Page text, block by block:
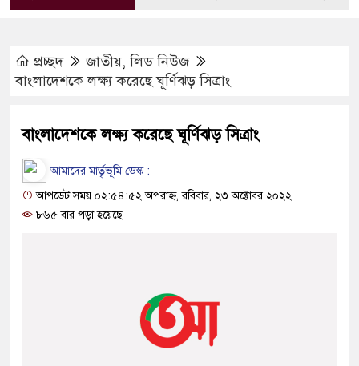
প্রচ্ছদ জাতীয়,লিড নিউজ
বাংলাদেশকে লক্ষ্য করেছে ঘূর্ণিঝড় সিত্রাং
বাংলাদেশকে লক্ষ্য করেছে ঘূর্ণিঝড় সিত্রাং
আমাদের মার্তৃভূমি ডেস্ক :
আপডেট সময় ০২:৫৪:৫২ অপরাহ্ন, রবিবার, ২৩ অক্টোবর ২০২২
৮৬৫ বার পড়া হয়েছে